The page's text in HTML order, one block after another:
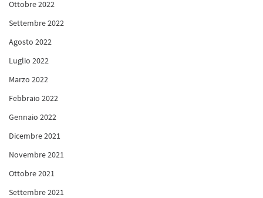
Ottobre 2022
Settembre 2022
Agosto 2022
Luglio 2022
Marzo 2022
Febbraio 2022
Gennaio 2022
Dicembre 2021
Novembre 2021
Ottobre 2021
Settembre 2021